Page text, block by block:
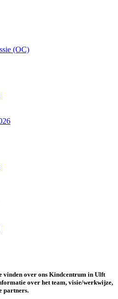
(OC)
vinden over ons Kindcentrum in Ulft
over het team, visie/werkwijze,
partners.